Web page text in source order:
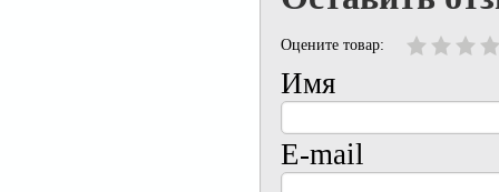
Оцените товар:
Имя
E-mail